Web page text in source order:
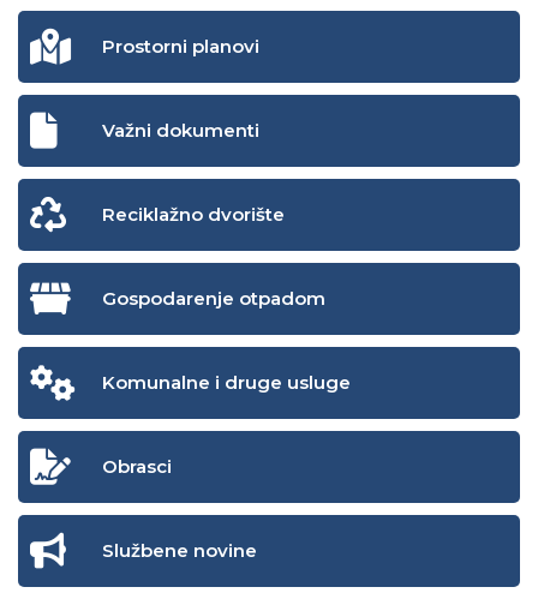
Prostorni planovi
Važni dokumenti
Reciklažno dvorište
Gospodarenje otpadom
Komunalne i druge usluge
Obrasci
Službene novine